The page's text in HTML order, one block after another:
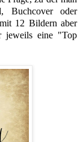
Buchcover oder
12 Bildern aber
jeweils eine "Top